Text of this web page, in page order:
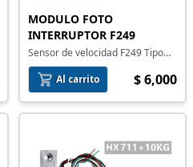
MODULO FOTO
INTERRUPTOR F249
Sensor de velocidad F249 Tipo
Herradura
Al carrito
$ 6,000